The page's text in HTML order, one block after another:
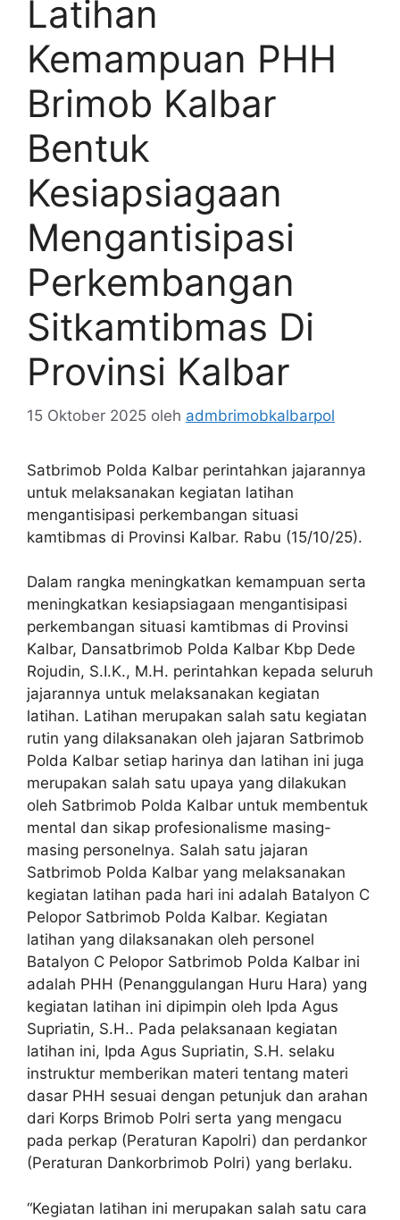
Latihan
Kemampuan PHH
Brimob Kalbar
Bentuk
Kesiapsiagaan
Mengantisipasi
Perkembangan
Sitkamtibmas Di
Provinsi Kalbar
15 Oktober 2025 oleh admbrimobkalbarpol
Satbrimob Polda Kalbar perintahkan jajarannya
untuk melaksanakan kegiatan latihan
mengantisipasi perkembangan situasi
kamtibmas di Provinsi Kalbar. Rabu (15/10/25).
Dalam rangka meningkatkan kemampuan serta
meningkatkan kesiapsiagaan mengantisipasi
perkembangan situasi kamtibmas di Provinsi
Kalbar, Dansatbrimob Polda Kalbar Kbp Dede
Rojudin, S.I.K., M.H. perintahkan kepada seluruh
jajarannya untuk melaksanakan kegiatan
latihan. Latihan merupakan salah satu kegiatan
rutin yang dilaksanakan oleh jajaran Satbrimob
Polda Kalbar setiap harinya dan latihan ini juga
merupakan salah satu upaya yang dilakukan
oleh Satbrimob Polda Kalbar untuk membentuk
mental dan sikap profesionalisme masing-
masing personelnya. Salah satu jajaran
Satbrimob Polda Kalbar yang melaksanakan
kegiatan latihan pada hari ini adalah Batalyon C
Pelopor Satbrimob Polda Kalbar. Kegiatan
latihan yang dilaksanakan oleh personel
Batalyon C Pelopor Satbrimob Polda Kalbar ini
adalah PHH (Penanggulangan Huru Hara) yang
kegiatan latihan ini dipimpin oleh Ipda Agus
Supriatin, S.H.. Pada pelaksanaan kegiatan
latihan ini, Ipda Agus Supriatin, S.H. selaku
instruktur memberikan materi tentang materi
dasar PHH sesuai dengan petunjuk dan arahan
dari Korps Brimob Polri serta yang mengacu
pada perkap (Peraturan Kapolri) dan perdankor
(Peraturan Dankorbrimob Polri) yang berlaku.
“Kegiatan latihan ini merupakan salah satu cara